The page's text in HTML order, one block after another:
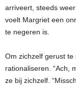
arriveert, steeds
voelt Margriet een
te negeren is.
Om zichzelf gerust
rationaliseren. “Ach,
ze bij zichzelf.